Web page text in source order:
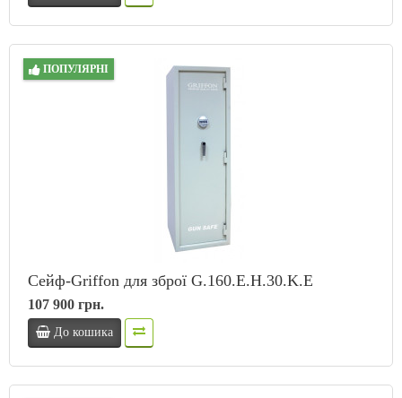
ПОПУЛЯРНІ
Сейф-Griffon для зброї G.160.E.H.30.K.E
107 900 грн.
До кошика